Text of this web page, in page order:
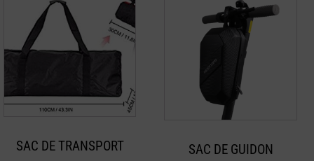
SAC DE TRANSPORT
SAC DE GUIDON